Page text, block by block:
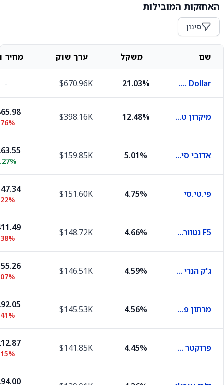
האחזקות המובילות
סינון
שם משקל ערך שוק מחיר
U.S. Dollar
21.03%
$670.96K
-
מיקרון טכנולוג'י 12.48%
$398.16K
אדובי סיסטמס 5.01%
$159.85K
פי.טי.סי 4.75%
$151.60K
F5 נטוורקס 4.66%
$148.72K
ג'ק הנרי ושות' 4.59%
$146.51K
מרתון פטרוליום 4.56%
$145.53K
פרוקטר אנד גמבל 4.45%
$141.85K